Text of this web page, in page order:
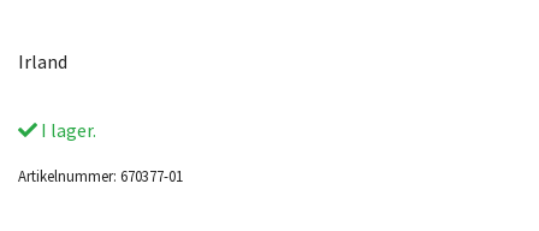
Irland
I lager.
Artikelnummer: 670377-01